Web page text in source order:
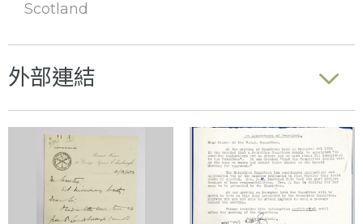
Scotland
外部連結